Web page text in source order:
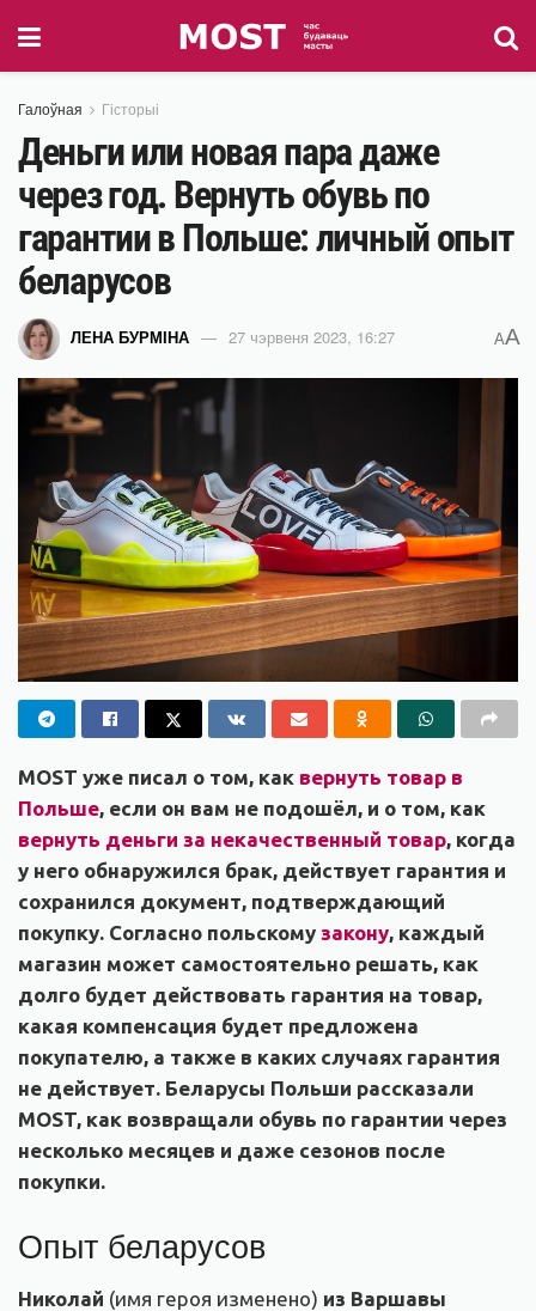
Галоўная Гісторыі
Деньги или новая пара даже
через год. Вернуть обувь по
гарантии в Польше: личный опыт
беларусов
ЛЕНА БУРМІНА 27 чэрвеня 2023, 16:27 AA
MOST уже писал о том, как вернуть товар в
Польше, если он вам не подошёл, и о том, как
вернуть деньги за некачественный товар, когда
у него обнаружился брак, действует гарантия и
сохранился документ, подтверждающий
покупку. Согласно польскому закону, каждый
магазин может самостоятельно решать, как
долго будет действовать гарантия на товар,
какая компенсация будет предложена
покупателю, а также в каких случаях гарантия
не действует. Беларусы Польши рассказали
MOST, как возвращали обувь по гарантии через
несколько месяцев и даже сезонов после
покупки.
Опыт беларусов
Николай (имя героя изменено) из Варшавы